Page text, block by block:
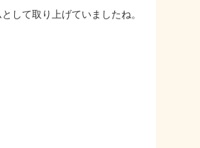
して取り上げていましたね。